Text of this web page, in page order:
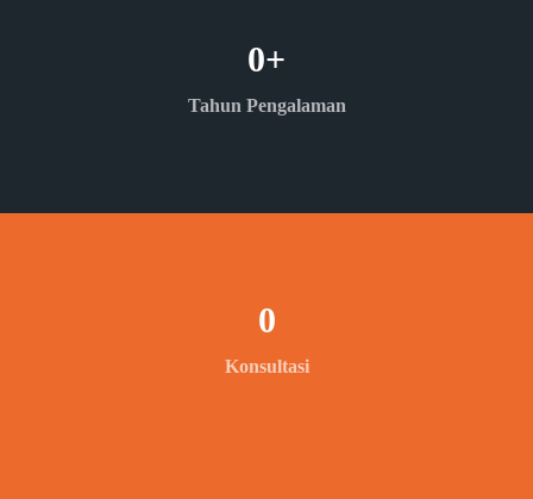
Tahun Pengalaman
0+
Konsultasi
0